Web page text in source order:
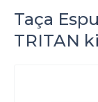
Taça
TRITAN